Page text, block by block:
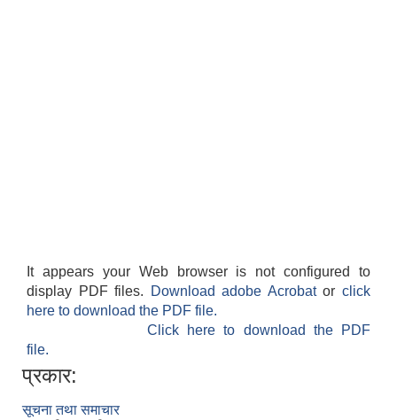
It appears your Web browser is not configured to
display PDF files.
Download adobe Acrobatorclick
here to download the PDF file.
Click here to download the PDF
file.
प्रकार:
सूचना तथा समाचार